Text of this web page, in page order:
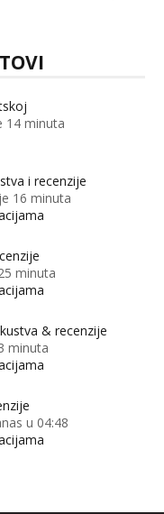
14 minuta
i recenzije
16 minuta
minuta
& recenzije
minuta
u 04:48